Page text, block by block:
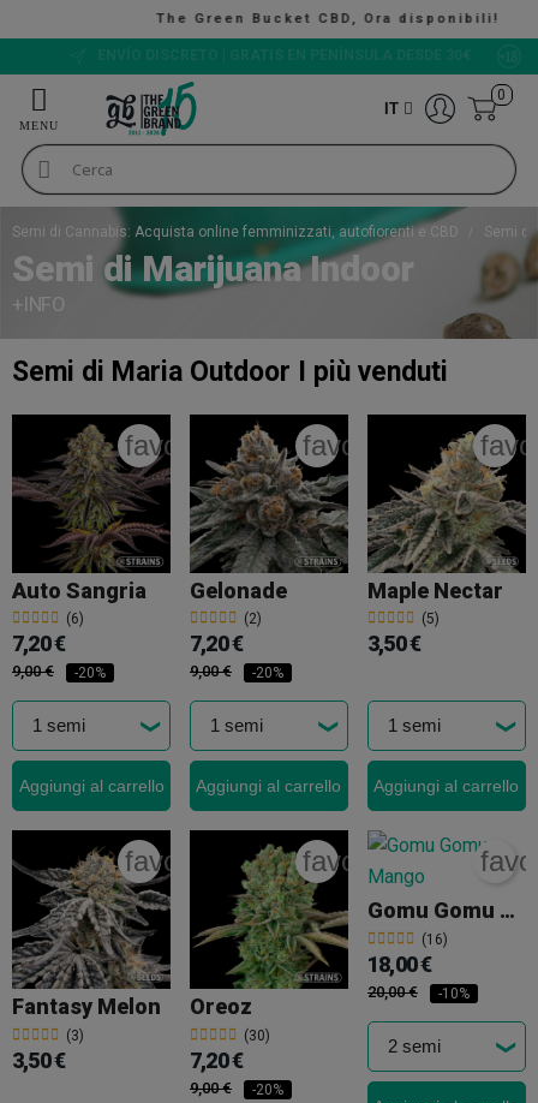
The Green Bucket CBD, Ora disponibili!
IT
0
Semi di Cannabis: Acquista online femminizzati, autofiorenti e CBD Semi di
Semi di Marijuana Indoor
+INFO
Semi di Maria Outdoor I più venduti
Auto Sangria
(6)
favorite_border
7,20 €
9,00 € -20%
Aggiungi al carrello
Gelonade
(2)
favorite_border
7,20 €
9,00 € -20%
Aggiungi al carrello
Maple Nectar
(5)
3,50 €
Aggiungi al carrello
Fantasy Melon
(3)
favorite_border
3,50 €
Oreoz
(30)
favorite_border
7,20 €
9,00 € -20%
Gomu Gomu Mango
(16)
18,00 €
20,00 € -10%